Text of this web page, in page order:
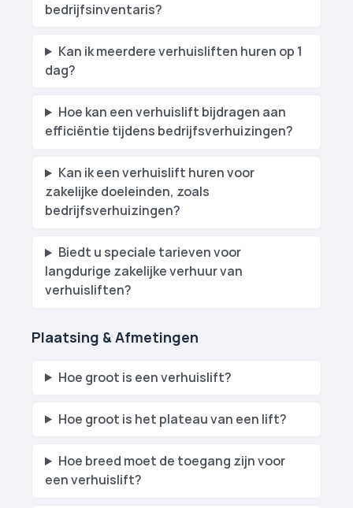
bedrijfsinventaris?
Kan ik meerdere verhuislift­en huren op 1
dag?
Hoe kan een verhuislift bijdragen aan
efficiëntie tijdens bedrijfsverhuizingen?
Kan ik een verhuislift huren voor
zakelijke doeleinden, zoals
bedrijfsverhuizingen?
Biedt u speciale tarieven voor
langdurige zakelijke verhuur van
verhuislift­en?
Plaatsing & Afmetingen
Hoe groot is een verhuislift?
Hoe groot is het plateau van een lift?
Hoe breed moet de toegang zijn voor
een verhuislift?